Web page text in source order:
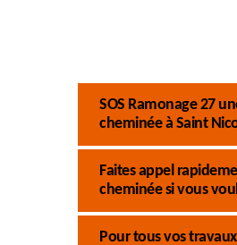
SOS Ramonage 27
cheminée à Saint
Faites appel
cheminée si vous
Pour tous vos